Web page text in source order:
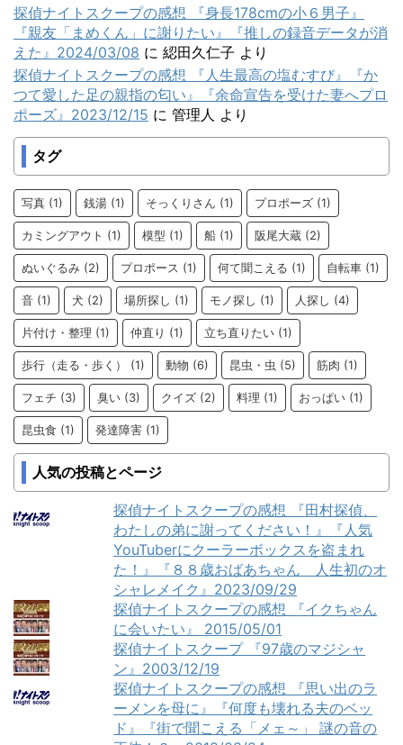
探偵ナイトスクープの感想 『身長178cmの小６男子』
『親友「まめくん」に謝りたい』『推しの録音データが消
えた』2024/03/08 に 綛田久仁子 より
探偵ナイトスクープの感想 『人生最高の塩むすび』『か
つて愛した足の親指の匂い』『余命宣告を受けた妻へプロ
ポーズ』2023/12/15 に 管理人 より
タグ
写真 (1) 銭湯 (1) そっくりさん (1) プロポーズ (1)
カミングアウト (1) 模型 (1) 船 (1) 阪尾大蔵 (2)
ぬいぐるみ (2) プロポース (1) 何て聞こえる (1) 自転車 (1)
音 (1) 犬 (2) 場所探し (1) モノ探し (1) 人探し (4)
片付け・整理 (1) 仲直り (1) 立ち直りたい (1)
歩行（走る・歩く） (1) 動物 (6) 昆虫・虫 (5) 筋肉 (1)
フェチ (3) 臭い (3) クイズ (2) 料理 (1) おっぱい (1)
昆虫食 (1) 発達障害 (1)
人気の投稿とページ
探偵ナイトスクープの感想 『田村探偵、
わたしの弟に謝ってください！』『人気
YouTuberにクーラーボックスを盗まれ
た！』『８８歳おばあちゃん 人生初のオ
シャレメイク』2023/09/29
探偵ナイトスクープの感想 『イクちゃん
に会いたい』 2015/05/01
探偵ナイトスクープ 『97歳のマジシャ
ン』2003/12/19
探偵ナイトスクープの感想 『思い出のラ
ーメンを母に』『何度も壊れる夫のベッ
ド』『街で聞こえる「メェ～」 謎の音の